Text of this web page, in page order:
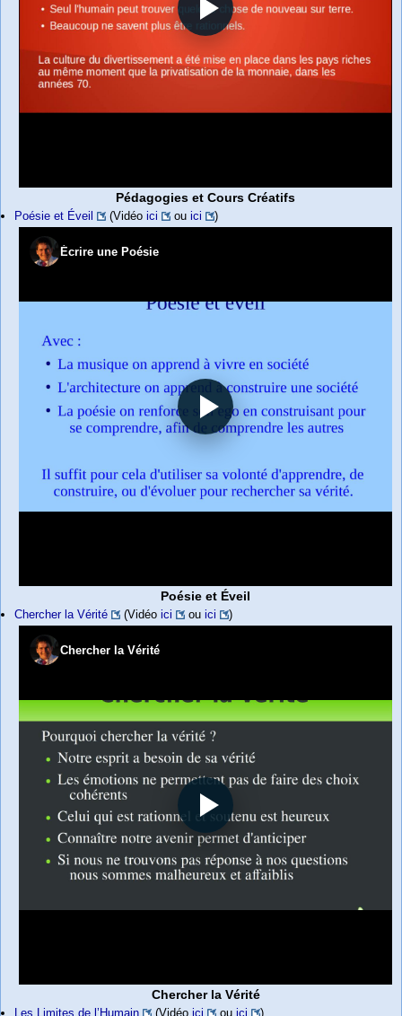
Pédagogies et Cours Créatifs
Poésie et Éveil (Vidéo ici ou ici )
Poésie et Éveil
Chercher la Vérité (Vidéo ici ou ici )
Chercher la Vérité
Les Limites de l’Humain (Vidéo ici ou ici )